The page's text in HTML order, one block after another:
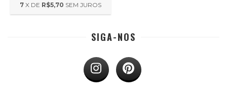
7 X DE R$5,70 SEM JUROS
SIGA-NOS